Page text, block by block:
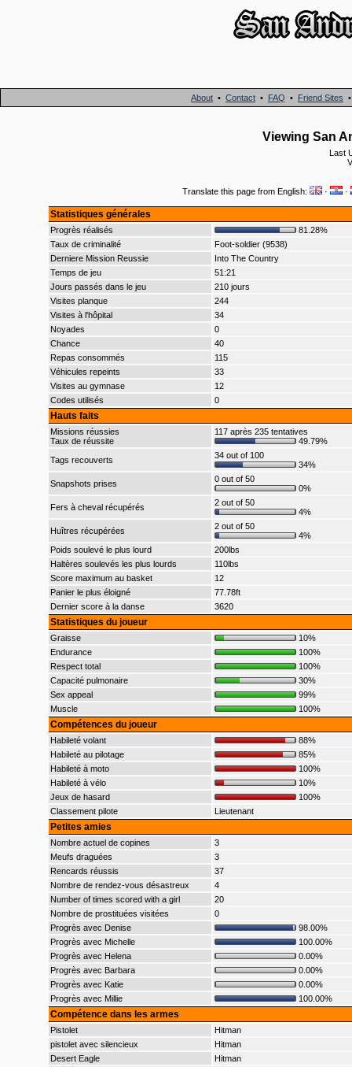
About • Contact • FAQ • Friend Sites
Viewing San
Last
Translate this page from English: · ·
Statistiques générales
Progrès réalisés
81.28%
Taux de criminalité
Foot-soldier (9538)
Derniere Mission Reussie
Into The Country
Temps de jeu
51:21
Jours passés dans le jeu
210 jours
Visites planque
244
Visites à l'hôpital
34
Noyades
0
Chance
40
Repas consommés
115
Véhicules repeints
33
Visites au gymnase
12
Codes utilisés
0
Hauts faits
Missions réussies
Taux de réussite
117 après 235 tentatives
49.79%
Tags recouverts
34 out of 100
34%
Snapshots prises
0 out of 50
0%
Fers à cheval récupérés
2 out of 50
4%
Huîtres récupérées
2 out of 50
4%
Poids soulevé le plus lourd
200lbs
Haltères soulevés les plus lourds
110lbs
Score maximum au basket
12
Panier le plus éloigné
77.78ft
Dernier score à la danse
3620
Statistiques du joueur
Graisse
10%
Endurance
100%
Respect total
100%
Capacité pulmonaire
30%
Sex appeal
99%
Muscle
100%
Compétences du joueur
Habileté volant
88%
Habileté au pilotage
85%
Habileté à moto
100%
Habileté à vélo
10%
Jeux de hasard
100%
Classement pilote
Lieutenant
Petites amies
Nombre actuel de copines
3
Meufs draguées
3
Rencards réussis
37
Nombre de rendez-vous désastreux
4
Number of times scored with a girl
20
Nombre de prostituées visitées
0
Progrès avec Denise
98.00%
Progrès avec Michelle
100.00%
Progrès avec Helena
0.00%
Progrès avec Barbara
0.00%
Progrès avec Katie
0.00%
Progrès avec Millie
100.00%
Compétence dans les armes
Pistolet
Hitman
pistolet avec silencieux
Hitman
Desert Eagle
Hitman